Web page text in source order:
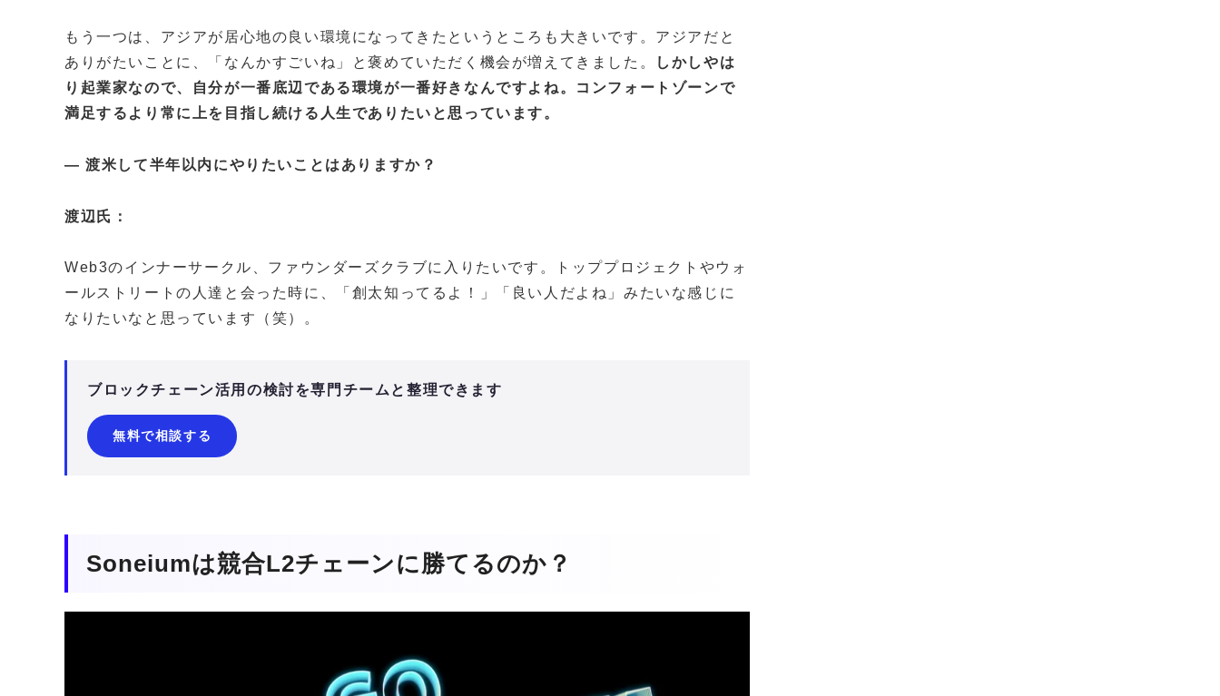
もう一つは、アジアが居心地の良い環境になってきたというところも大きいです。アジアだと
ありがたいことに、「なんかすごいね」と褒めていただく機会が増えてきました。
しかしやは
り起業家なので、自分が一番底辺である環境が一番好きなんですよね。コンフォートゾーンで
満足するより常に上を目指し続ける人生でありたいと思っています。
— 渡米して半年以内にやりたいことはありますか？
渡辺氏：
Web3のインナーサークル、ファウンダーズクラブに入りたいです。トッププロジェクトやウォ
ールストリートの人達と会った時に、「創太知ってるよ！」「良い人だよね」みたいな感じに
なりたいなと思っています（笑）。
ブロックチェーン活用の検討を専門チームと整理できます
無料で相談する
Soneiumは競合L2チェーンに勝てるのか？